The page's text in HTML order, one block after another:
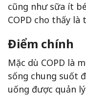
cũng như sữa ít
COPD cho thấy
Điểm chính
Mặc dù COPD là
sống chung suốt
uống được quản